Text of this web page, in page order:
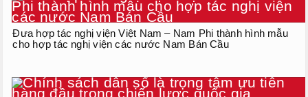
Đưa hợp tác nghị viện Việt Nam – Nam Phi thành hình mẫu
cho hợp tác nghị viện các nước Nam Bán Cầu